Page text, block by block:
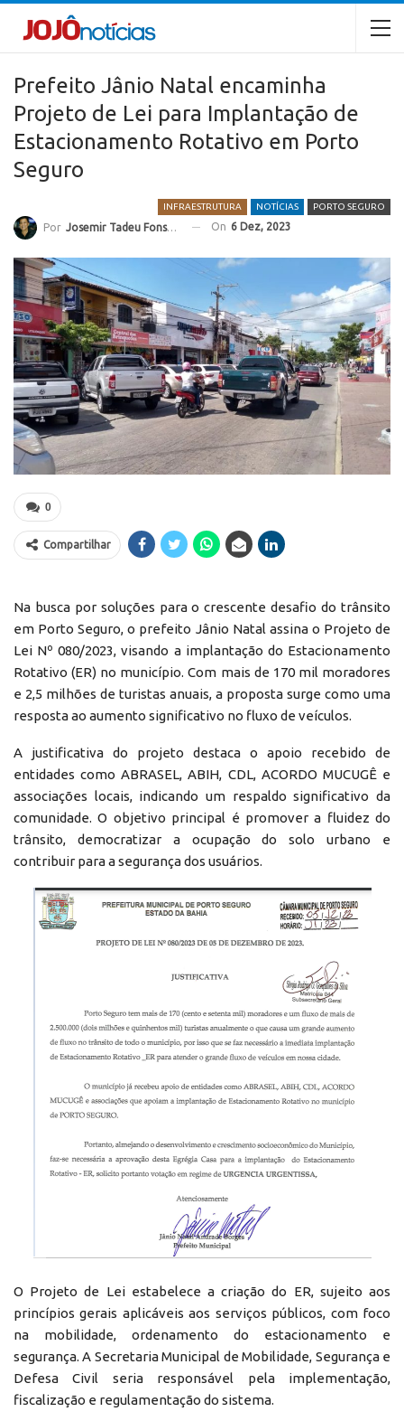
Prefeito Jânio Natal encaminha
Projeto de Lei para Implantação de
Estacionamento Rotativo em Porto
Seguro
INFRAESTRUTURA NOTÍCIAS PORTO SEGURO
Por Josemir Tadeu Fonseca On 6 Dez, 2023
0
Compartilhar
Na busca por soluções para o crescente desafio do trânsito
em Porto Seguro, o prefeito Jânio Natal assina o Projeto de
Lei Nº 080/2023, visando a implantação do Estacionamento
Rotativo (ER) no município. Com mais de 170 mil moradores
e 2,5 milhões de turistas anuais, a proposta surge como uma
resposta ao aumento significativo no fluxo de veículos.
A justificativa do projeto destaca o apoio recebido de
entidades como ABRASEL, ABIH, CDL, ACORDO MUCUGÊ e
associações locais, indicando um respaldo significativo da
comunidade. O objetivo principal é promover a fluidez do
trânsito, democratizar a ocupação do solo urbano e
contribuir para a segurança dos usuários.
O Projeto de Lei estabelece a criação do ER, sujeito aos
princípios gerais aplicáveis aos serviços públicos, com foco
na mobilidade, ordenamento do estacionamento e
segurança. A Secretaria Municipal de Mobilidade, Segurança e
Defesa Civil seria responsável pela implementação,
fiscalização e regulamentação do sistema.